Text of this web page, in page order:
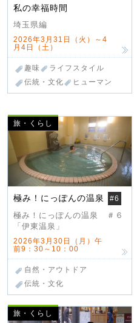
私の幸福時間
埼玉県編
2026年3月31日（火）～4
月4日（土）
趣味
ライフスタイル
伝統・文化
ヒューマン
旅・くらし
極み！にっぽんの温泉 #6
極み！にっぽんの温泉 ＃６
「伊東温泉」
2026年3月30日（月）午
前9：30～10：00
自然・アウトドア
伝統・文化
旅・くらし